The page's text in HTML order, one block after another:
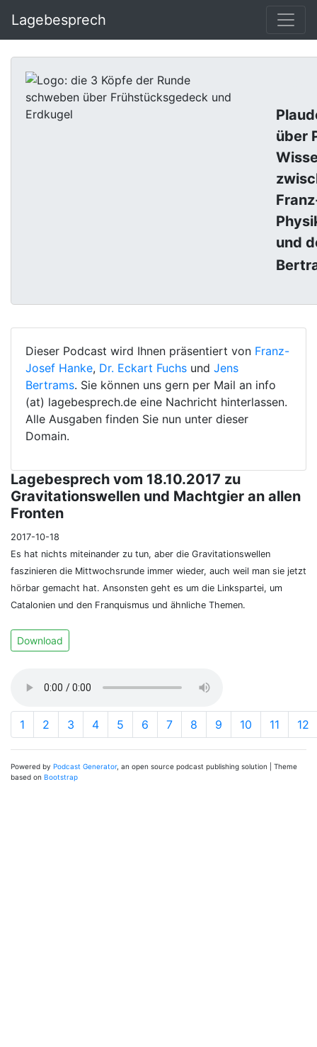
Lagebesprech
über
und
Dieser Podcast wird Ihnen präsentiert von Franz-
Josef Hanke, Dr. Eckart Fuchs und Jens
Bertrams. Sie können uns gern per Mail an info
(at) lagebesprech.de eine Nachricht hinterlassen.
Alle Ausgaben finden Sie nun unter dieser
Domain.
Lagebesprech vom 18.10.2017 zu
Gravitationswellen und Machtgier an allen
Fronten
2017-10-18
Es hat nichts miteinander zu tun, aber die Gravitationswellen
faszinieren die Mittwochsrunde immer wieder, auch weil man sie jetzt
hörbar gemacht hat. Ansonsten geht es um die Linkspartei, um
Catalonien und den Franquismus und ähnliche Themen.
Download
1 2 3 4 5 6 7 8 9 10 11 12
Powered by Podcast Generator, an open source podcast publishing solution | Theme
based on Bootstrap